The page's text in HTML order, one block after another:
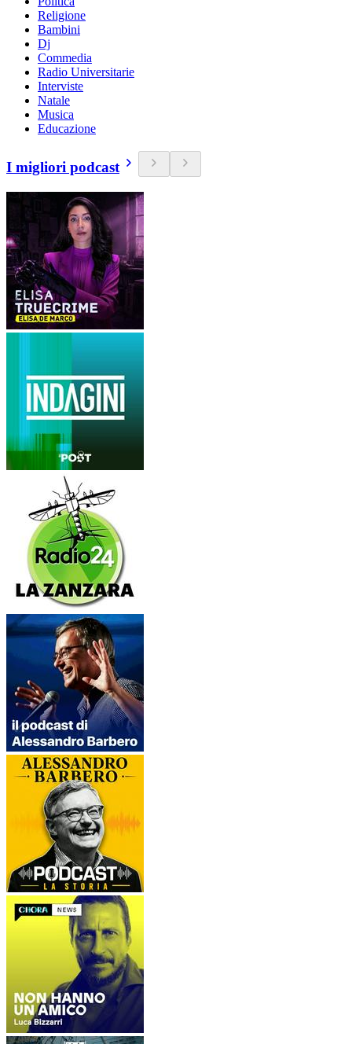
Religione
Bambini
Dj
Commedia
Radio Universitarie
Interviste
Natale
Musica
Educazione
I migliori podcast